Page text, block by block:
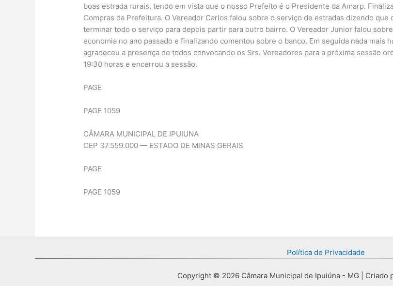
boas estrada rurais, tendo em vista que o nosso Prefeito é o Presidente da Amarp.
Compras da Prefeitura. O Vereador Carlos falou sobre o serviço de estradas dizendo
terminar todo o serviço para depois partir para outro bairro. O Vereador Junior falou
economia no ano passado e finalizando comentou sobre o banco. Em seguida nada mais
agradeceu a presença de todos convocando os Srs. Vereadores para a próxima sessão
19:30 horas e encerrou a sessão.
PAGE
PAGE 1059
CÂMARA MUNICIPAL DE IPUIUNA
CEP 37.559.000 — ESTADO DE MINAS GERAIS
PAGE
PAGE 1059
Política de Privacidade
Copyright © 2026 Câmara Municipal de Ipuiúna - MG | Criado